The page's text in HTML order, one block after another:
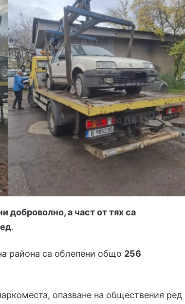
доброволно, а част от тях са
.
района са облепени общо 256
опазване на обществения ред